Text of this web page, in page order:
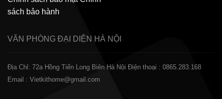
sách bảo hành
VĂN PHÒNG ĐẠI DIỆN HÀ NỘI
Địa Chỉ: 72a Hồng Tiến Long Biên Hà Nội Điện thoại : 0865.283.168
Email : Vietkithome@gmail.com